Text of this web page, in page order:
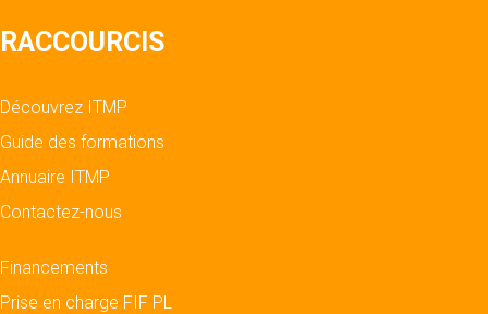
RACCOURCIS
Découvrez ITMP
Guide des formations
Annuaire ITMP
Contactez-nous
Financements
Prise en charge FIF PL